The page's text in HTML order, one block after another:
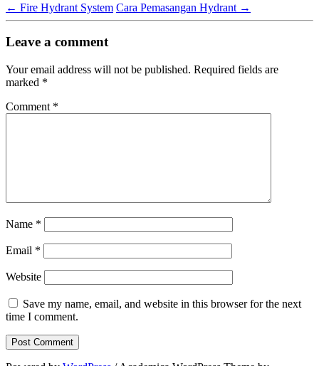
← Fire Hydrant System Cara Pemasangan Hydrant →
Leave a comment
Your email address will not be published. Required fields are
marked *
Comment *
Name *
Email *
Website
Save my name, email, and website in this browser for the next
time I comment.